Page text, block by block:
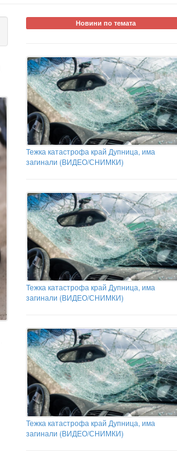
Новини по темата
Тежка катастрофа край Дупница, има
загинали (ВИДЕО/СНИМКИ)
Тежка катастрофа край Дупница, има
загинали (ВИДЕО/СНИМКИ)
Тежка катастрофа край Дупница, има
загинали (ВИДЕО/СНИМКИ)